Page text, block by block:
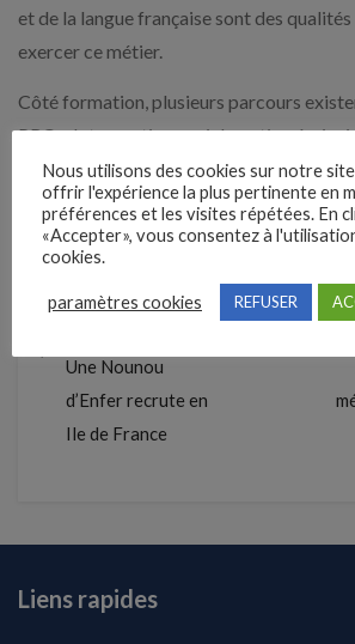
et de la langue française sont des
exercer ce métier.
Côté formation, plusieurs parcours
PRO « Intervention sociale option
en démarches administratives et en
être une bonne option.
crédit image : © People images / Getty
Une Nounou
d’Enfer recrute en
Ile de France
Liens rapides
Nous utilisons des cookies sur notre
offrir l'expérience la plus pertinente en
préférences et les visites répétées. En
«Accepter», vous consentez à
cookies.
paramètres cookies REFUSER